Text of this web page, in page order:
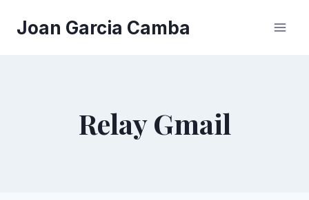
Joan Garcia Camba
Relay Gmail